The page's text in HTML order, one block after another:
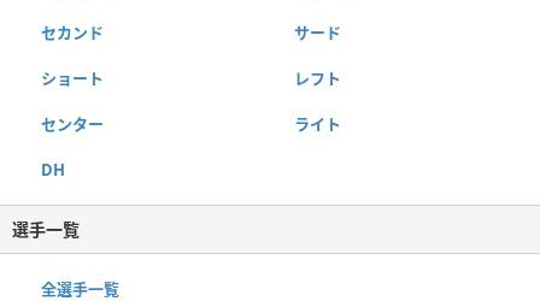
セカンド サード
ショート レフト
センター ライト
DH
選手一覧
全選手一覧